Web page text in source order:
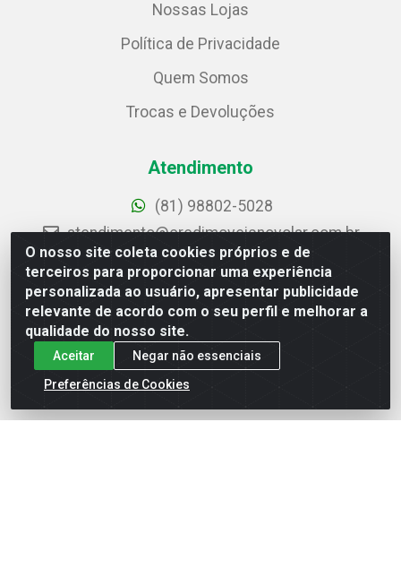
O nosso site coleta cookies próprios e de
terceiros para proporcionar uma experiência
personalizada ao usuário, apresentar publicidade
relevante de acordo com o seu perfil e melhorar a
qualidade do nosso site.
Aceitar
Negar não essenciais
Preferências de Cookies
Nossas Lojas
Política de Privacidade
Quem Somos
Trocas e Devoluções
Atendimento
(81) 98802-5028
atendimento@credimoveisnovolar.com.br
Seg/Sex das 8h às 18h
Sáb das 8h às 12h
Siga nosso perfil no Instagram
Acesse nossa página no Facebook
Área do Representante